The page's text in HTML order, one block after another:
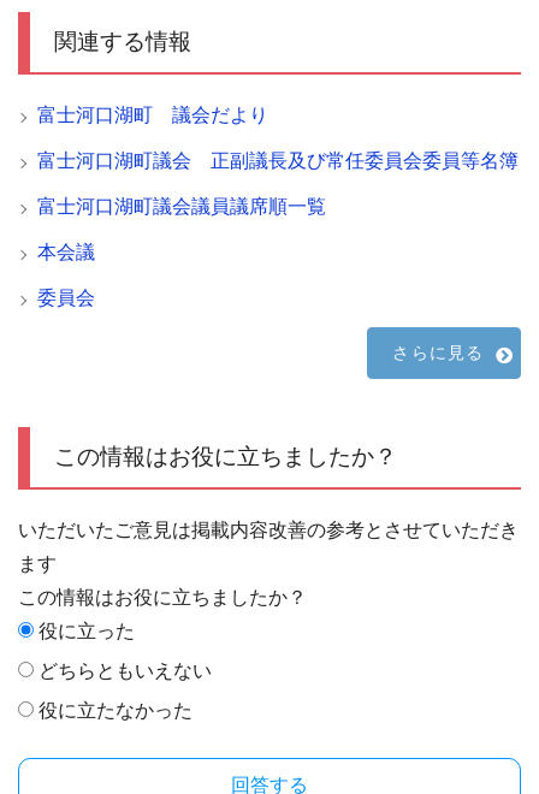
関連する情報
富士河口湖町 議会だより
富士河口湖町議会 正副議長及び常任委員会委員等名簿
富士河口湖町議会議員議席順一覧
本会議
委員会
さらに見る
この情報はお役に立ちましたか？
いただいたご意見は掲載内容改善の参考とさせていただき
ます
この情報はお役に立ちましたか？
役に立った
どちらともいえない
役に立たなかった